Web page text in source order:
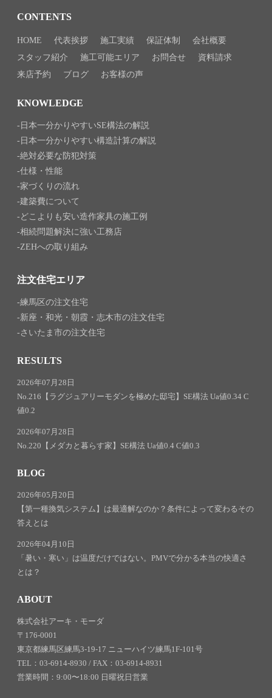
CONTENTS
HOME 代表挨拶 施工実績 保証体制
会社概要
スタッフ紹介
施工可能エリア お問合せ
資料請求
来店予約
ブログ お客様の声
KNOWLEDGE
日本一分かりやすいSE構法の解説
日本一分かりやすい構造計算の解説
絶対必要な防犯対策
仕様・性能
家づくりの流れ
建築費について
どこよりも安い造作家具の施工例
相続問題解決に強い工務店
ZEHへの取り組み
注文住宅エリア
練馬区の注文住宅
新座・和光・朝霞・志木市の注文住宅
さいたま市の注文住宅
RESULTS
2026年07月28日
No.216【ラグジュアリーモダンを極めた邸宅】SE構法 Ua値0.34 C
値0.2
2026年07月28日
No.220【メダカと暮らす家】SE構法 Ua値0.4 C値0.3
BLOG
2026年05月20日
【第一種換気システム】は最適解なのか？条件によって変わるその
答えとは
2026年04月10日
「暑い・寒い」は温度だけではない。PMVで分かる本当の快適さ
とは？
ABOUT
株式会社アーキ・モーダ
〒176-0001
東京都練馬区練馬3-19-17 ニューハイツ練馬1F-101号
TEL：03-6914-8930 / FAX：03-6914-8931
営業時間：9:00〜18:00 日曜祝日営業